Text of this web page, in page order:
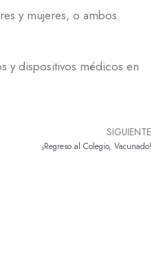
y mujeres, o ambos.
y dispositivos médicos en
SIGUIENTE
¡Regreso al Colegio, Vacunado!